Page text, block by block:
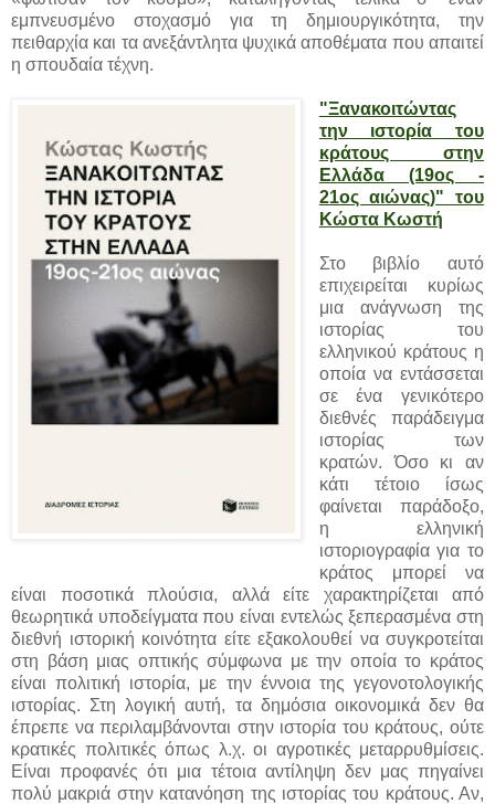
εμπνευσμένο στοχασμό για τη δημιουργικότητα, την
πειθαρχία και τα ανεξάντλητα ψυχικά αποθέματα που απαιτεί
η σπουδαία τέχνη.
"Ξανακοιτώντας
την ιστορία του
κράτους στην
Ελλάδα (19ος -
21ος αιώνας)" του
Κώστα Κωστή
Στο βιβλίο αυτό
επιχειρείται κυρίως
μια ανάγνωση της
ιστορίας του
ελληνικού κράτους η
οποία να εντάσσεται
σε ένα γενικότερο
διεθνές παράδειγμα
ιστορίας των
κρατών. Όσο κι αν
κάτι τέτοιο ίσως
φαίνεται παράδοξο,
η ελληνική
ιστοριογραφία για το
κράτος μπορεί να
είναι ποσοτικά πλούσια, αλλά είτε χαρακτηρίζεται από
θεωρητικά υποδείγματα που είναι εντελώς ξεπερασμένα στη
διεθνή ιστορική κοινότητα είτε εξακολουθεί να συγκροτείται
στη βάση μιας οπτικής σύμφωνα με την οποία το κράτος
είναι πολιτική ιστορία, με την έννοια της γεγονοτολογικής
ιστορίας. Στη λογική αυτή, τα δημόσια οικονομικά δεν θα
έπρεπε να περιλαμβάνονται στην ιστορία του κράτους, ούτε
κρατικές πολιτικές όπως λ.χ. οι αγροτικές μεταρρυθμίσεις.
Είναι προφανές ότι μια τέτοια αντίληψη δεν μας πηγαίνει
πολύ μακριά στην κατανόηση της ιστορίας του κράτους. Αν,